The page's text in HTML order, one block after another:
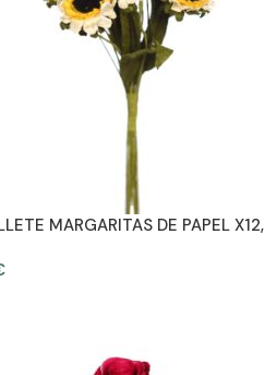
MARGARITAS DE PAPEL X12,